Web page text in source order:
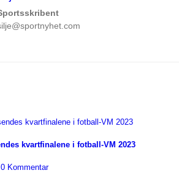
kvartfinalene i fotball-VM 2023
0 Kommentar